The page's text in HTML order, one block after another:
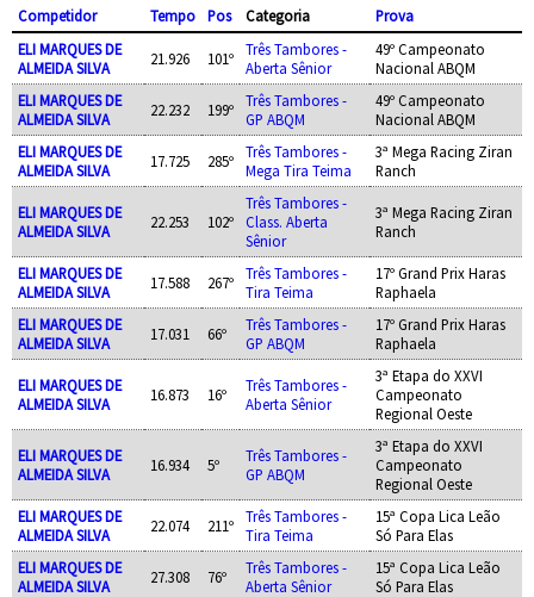
Competidor Tempo Pos Categoria
Prova
ELI MARQUES DE
ALMEIDA SILVA
21.926 101º
Três Tambores -
Aberta Sênior
49º Campeonato
Nacional ABQM
ELI MARQUES DE
ALMEIDA SILVA
22.232 199º
Três Tambores -
GP ABQM
49º Campeonato
Nacional ABQM
ELI MARQUES DE
ALMEIDA SILVA
17.725 285º
Três Tambores -
Mega Tira Teima
3ª Mega Racing Ziran
Ranch
ELI MARQUES DE
ALMEIDA SILVA
22.253 102º
Três Tambores -
Class. Aberta
Sênior
3ª Mega Racing Ziran
Ranch
ELI MARQUES DE
ALMEIDA SILVA
17.588 267º
Três Tambores -
Tira Teima
17º Grand Prix Haras
Raphaela
ELI MARQUES DE
ALMEIDA SILVA
17.031 66º
Três Tambores -
GP ABQM
17º Grand Prix Haras
Raphaela
ELI MARQUES DE
ALMEIDA SILVA
16.873 16º
Três Tambores -
Aberta Sênior
3ª Etapa do XXVI
Campeonato
Regional Oeste
ELI MARQUES DE
ALMEIDA SILVA
16.934 5º
Três Tambores -
GP ABQM
3ª Etapa do XXVI
Campeonato
Regional Oeste
ELI MARQUES DE
ALMEIDA SILVA
22.074 211º
Três Tambores -
Tira Teima
15ª Copa Lica Leão
Só Para Elas
ELI MARQUES DE
ALMEIDA SILVA
27.308 76º
Três Tambores -
Aberta Sênior
15ª Copa Lica Leão
Só Para Elas